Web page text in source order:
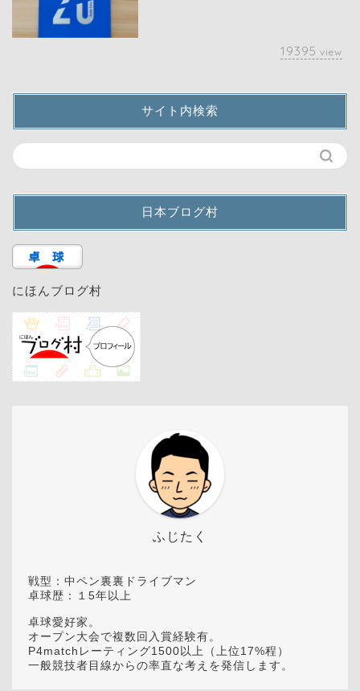
19395 view
サイト内検索
日本ブログ村
にほんブログ村
ふじたく
戦型：中ペン裏裏ドライブマン
卓球歴：１5年以上
卓球愛好家。
オープン大会で複数回入賞経験有。
P4matchレーティング1500以上（上位17%程）
一般競技者目線からの率直な考えを発信します。